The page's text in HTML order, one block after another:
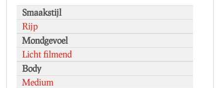
Smaakstijl
Rijp
Mondgevoel
Licht filmend
Body
Medium